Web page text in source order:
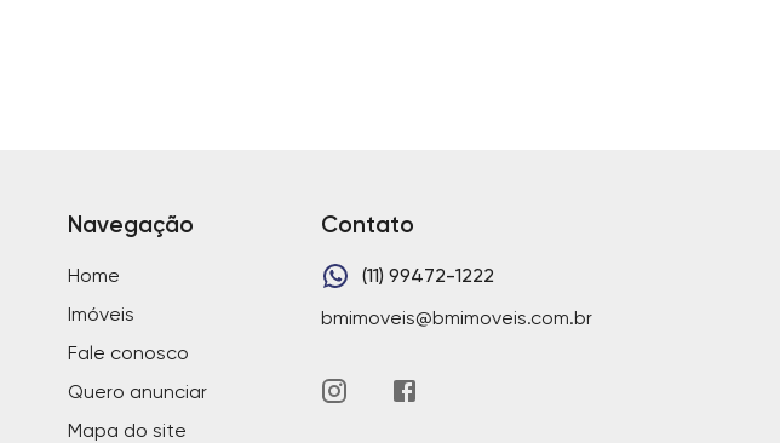
Navegação
Home
Imóveis
Fale conosco
Quero anunciar
Mapa do site
Contato
(11) 99472-1222
bmimoveis@bmimoveis.com.br